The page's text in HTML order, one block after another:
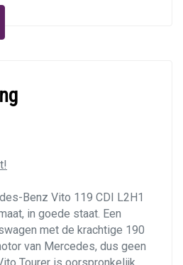
Benz Vito 119 CDI L2H1
in goede staat. Een
met de krachtige 190
van Mercedes, dus geen